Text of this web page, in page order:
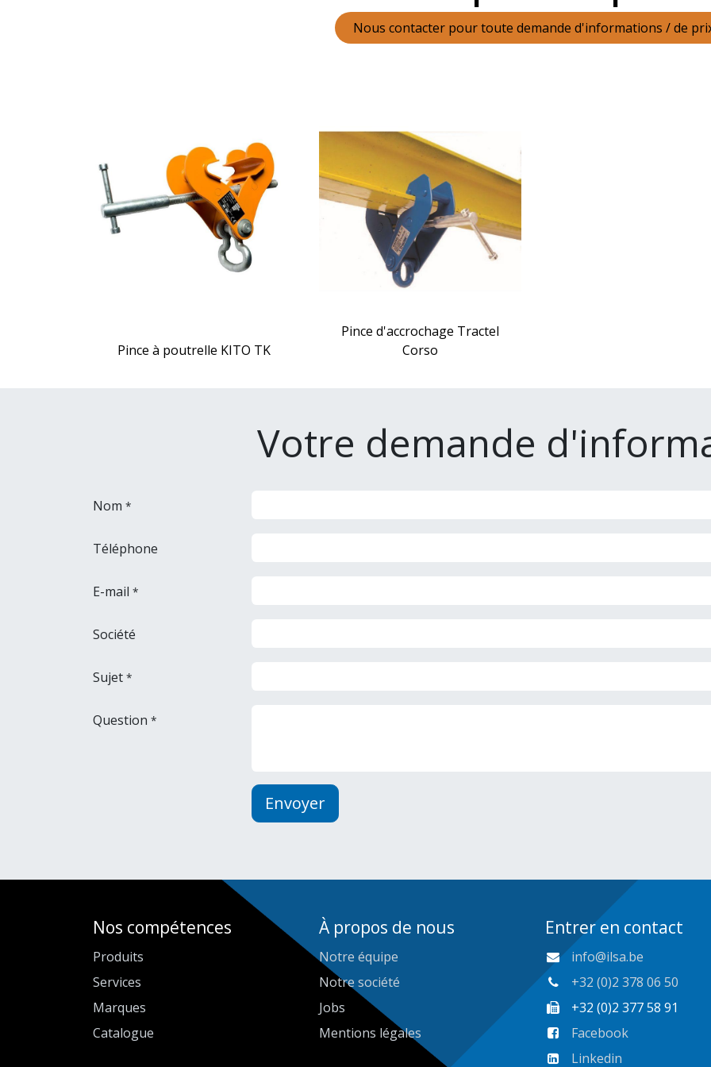
Nous contacter pour toute demande d'informations / de
Pince à poutrelle KITO TK
Pince d'accrochage Tractel
Corso
Votre demande
Nom *
Téléphone
E-mail *
Société
Sujet *
Question *
Envoyer
Nos compétences
Produits
Services
Marques
Catalogue
À propos de nous
Notre équipe
Notre société
Jobs
Mentions légales
Entrer en contact
info@ilsa.be
+32 (0)2 378 06 50
+32 (0)2 377 58 91
Facebook
Linkedin